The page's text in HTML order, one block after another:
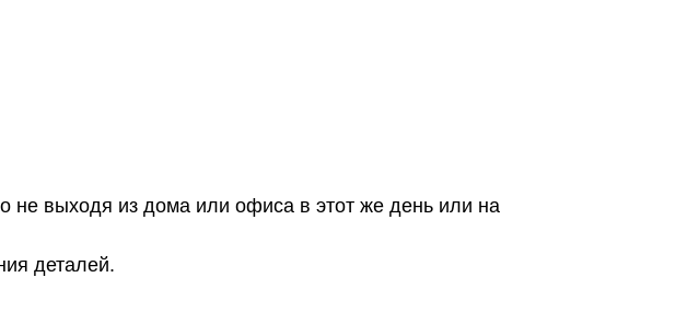
не выходя из дома или офиса в этот же день или на
деталей.